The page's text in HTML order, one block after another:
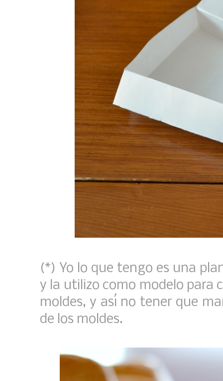
(*) Yo lo que tengo es una
y la utilizo como modelo para
moldes, y así no tener que
de los moldes.